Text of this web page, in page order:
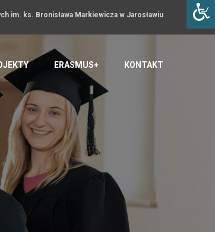
im. ks. Bronisława Markiewicza w Jarosławiu
ERASMUS+ KONTAKT